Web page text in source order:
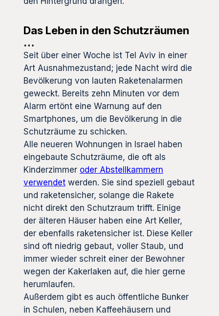
Das Leben in den Schutzräumen
…
Seit über einer Woche ist Tel Aviv in einer
Art Ausnahmezustand; jede Nacht wird die
Bevölkerung von lauten Raketenalarmen
geweckt. Bereits zehn Minuten vor dem
Alarm ertönt eine Warnung auf den
Smartphones, um die Bevölkerung in die
Schutzräume zu schicken.
Alle neueren Wohnungen in Israel haben
eingebaute Schutzräume, die oft als
Kinderzimmer oder Abstellkammern
verwendet werden. Sie sind speziell gebaut
und raketensicher, solange die Rakete
nicht direkt den Schutzraum trifft. Einige
der älteren Häuser haben eine Art Keller,
der ebenfalls raketensicher ist. Diese Keller
sind oft niedrig gebaut, voller Staub, und
immer wieder schreit einer der Bewohner
wegen der Kakerlaken auf, die hier gerne
herumlaufen.
Außerdem gibt es auch öffentliche Bunker
in Schulen, neben Kaffeehäusern und